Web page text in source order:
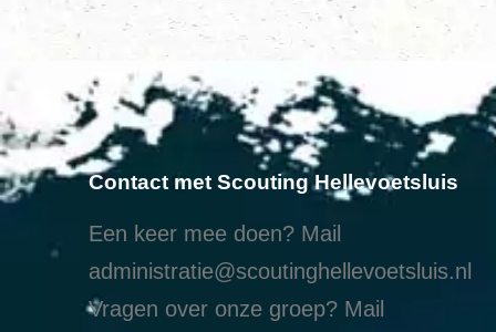
Contact met Scouting Hellevoetsluis
Een keer mee doen? Mail
administratie@scoutinghellevoetsluis.nl
Vragen over onze groep? Mail